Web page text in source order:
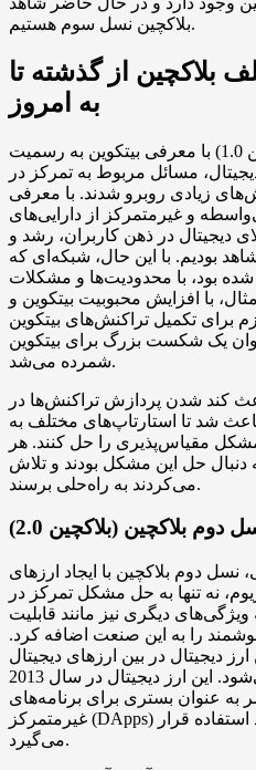
بلاکچین نسل سوم هستیم.
از گذشته تا
به امروز
نسل اول بلاکچین (بلاکچین 1.0) با معرفی بیتکوین به رسمیت
مسائل مربوط به تمرکز در
زیادی روبرو شدند. با معرفی
و غیرمتمرکز از دارایی‌های
دیجیتال در ذهن کاربران، رشد و
بودیم. با این حال، شبکه‌ای که
بود، با محدودیت‌ها و مشکلات
با افزایش محبوبیت بیتکوین و
برای تکمیل تراکنش‌های بیتکوین
عنوان یک شکست بزرگ برای بیتکوین
شمرده می‌شد.
کند شدن پردازش تراکنش‌ها در
شد تا استارتاپ‌های مختلف به
مشکل مقیاس‌پذیری را حل کنند. هر
دنبال حل این مشکل بودند و تلاش
می‌کردند به راه‌حلی برسند.
دوم بلاکچین (بلاکچین 2.0)
نسل دوم بلاکچین با ایجاد ارزهای
نه تنها به حل مشکل تمرکز در
دیگری نیز مانند قابلیت
را به این صنعت اضافه کرد.
دیجیتال در بین ارزهای دیجیتال
نسل دوم بلاکچین شناخته می‌شود. این ارز دیجیتال در سال 2013
به عنوان بستری برای برنامه‌های
غیرمتمرکز (DApps) و قراردادهای هوشمند مورد استفاده قرار
می‌گیرد.